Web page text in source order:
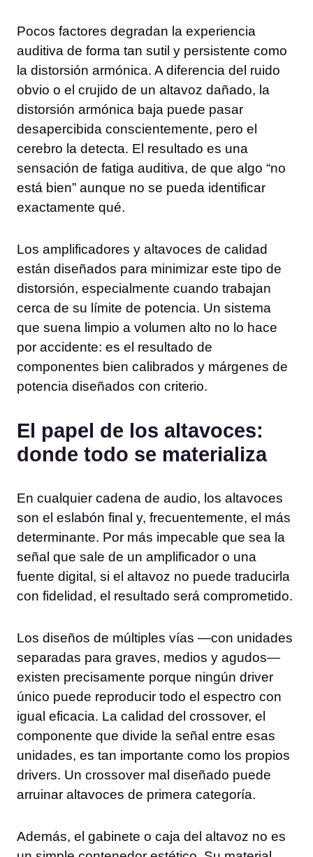
Pocos factores degradan la experiencia
auditiva de forma tan sutil y persistente como
la distorsión armónica. A diferencia del ruido
obvio o el crujido de un altavoz dañado, la
distorsión armónica baja puede pasar
desapercibida conscientemente, pero el
cerebro la detecta. El resultado es una
sensación de fatiga auditiva, de que algo “no
está bien” aunque no se pueda identificar
exactamente qué.
Los amplificadores y altavoces de calidad
están diseñados para minimizar este tipo de
distorsión, especialmente cuando trabajan
cerca de su límite de potencia. Un sistema
que suena limpio a volumen alto no lo hace
por accidente: es el resultado de
componentes bien calibrados y márgenes de
potencia diseñados con criterio.
El papel de los altavoces:
donde todo se materializa
En cualquier cadena de audio, los altavoces
son el eslabón final y, frecuentemente, el más
determinante. Por más impecable que sea la
señal que sale de un amplificador o una
fuente digital, si el altavoz no puede traducirla
con fidelidad, el resultado será comprometido.
Los diseños de múltiples vías —con unidades
separadas para graves, medios y agudos—
existen precisamente porque ningún driver
único puede reproducir todo el espectro con
igual eficacia. La calidad del crossover, el
componente que divide la señal entre esas
unidades, es tan importante como los propios
drivers. Un crossover mal diseñado puede
arruinar altavoces de primera categoría.
Además, el gabinete o caja del altavoz no es